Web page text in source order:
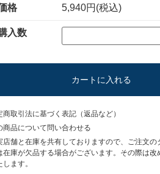
格 5,940円(税込)
入数
カートに入れる
商取引法に基づく表記（返品など）
商品について問い合わせる
舗と在庫を共有しておりますので、ご注文の
在庫が欠品する場合がございます。その際は改
します。